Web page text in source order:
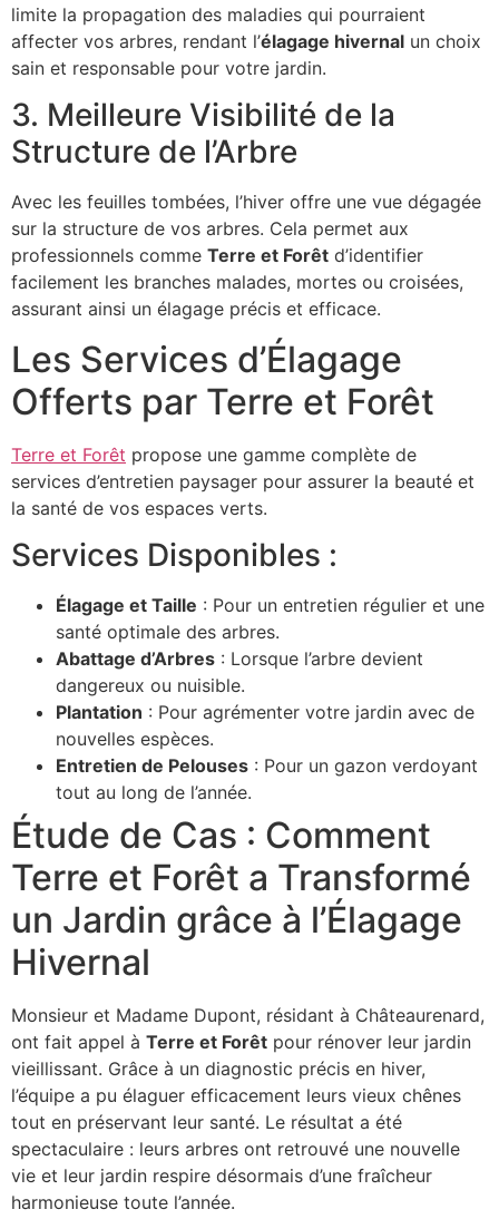
limite la propagation des maladies qui pourraient
affecter vos arbres, rendant l’élagage hivernal un choix
sain et responsable pour votre jardin.
3. Meilleure Visibilité de la
Structure de l’Arbre
Avec les feuilles tombées, l’hiver offre une vue dégagée
sur la structure de vos arbres. Cela permet aux
professionnels comme Terre et Forêt d’identifier
facilement les branches malades, mortes ou croisées,
assurant ainsi un élagage précis et efficace.
Les Services d’Élagage
Offerts par Terre et Forêt
Terre et Forêt propose une gamme complète de
services d’entretien paysager pour assurer la beauté et
la santé de vos espaces verts.
Services Disponibles :
Élagage et Taille : Pour un entretien régulier et une
santé optimale des arbres.
Abattage d’Arbres : Lorsque l’arbre devient
dangereux ou nuisible.
Plantation : Pour agrémenter votre jardin avec de
nouvelles espèces.
Entretien de Pelouses : Pour un gazon verdoyant
tout au long de l’année.
Étude de Cas : Comment
Terre et Forêt a Transformé
un Jardin grâce à l’Élagage
Hivernal
Monsieur et Madame Dupont, résidant à Châteaurenard,
ont fait appel à Terre et Forêt pour rénover leur jardin
vieillissant. Grâce à un diagnostic précis en hiver,
l’équipe a pu élaguer efficacement leurs vieux chênes
tout en préservant leur santé. Le résultat a été
spectaculaire : leurs arbres ont retrouvé une nouvelle
vie et leur jardin respire désormais d’une fraîcheur
harmonieuse toute l’année.